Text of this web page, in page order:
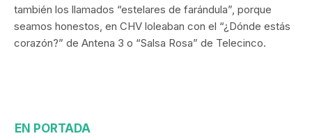
también los llamados “estelares de farándula”, porque
seamos honestos, en CHV loleaban con el “¿Dónde estás
corazón?” de Antena 3 o “Salsa Rosa” de Telecinco.
EN PORTADA